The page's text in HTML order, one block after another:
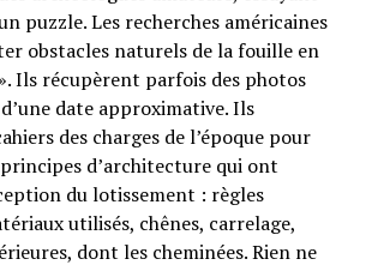
puzzle. Les recherches américaines
obstacles naturels de la fouille en
». Ils récupèrent parfois des photos
date approximative. Ils
des charges de l’époque pour
d’architecture qui ont
du lotissement : règles
utilisés, chênes, carrelage,
dont les cheminées. Rien ne